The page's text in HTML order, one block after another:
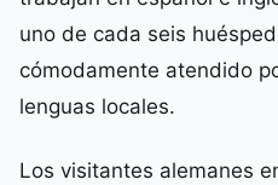
uno de cada seis
cómodamente atendido
lenguas locales.
Los visitantes alemanes